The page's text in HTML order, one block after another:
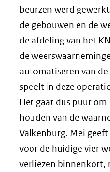
beurzen werd
de gebouwen en de
de afdeling van het
de
automatiseren van
speelt in deze
Het gaat dus puur om
houden van de
Valkenburg. Mei
voor de huidige vier
verliezen binnenkort,